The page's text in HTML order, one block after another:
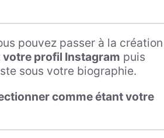
pouvez passer à la création
votre profil Instagram puis
sous votre biographie.
comme étant votre